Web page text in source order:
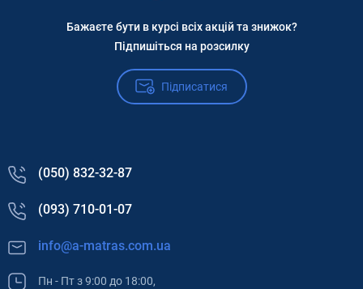
Бажаєте бути в курсі всіх акцій та знижок?
Підпишіться на розсилку
Підписатися
(050) 832-32-87
(093) 710-01-07
info@a-matras.com.ua
Пн - Пт з 9:00 до 18:00,